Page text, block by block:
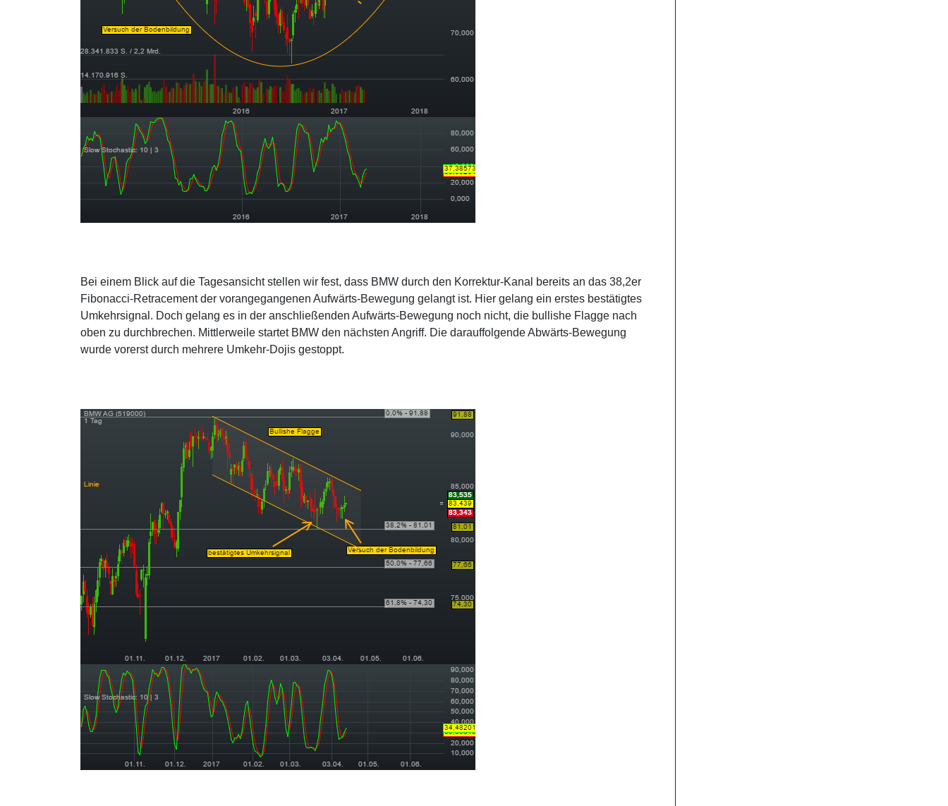
Bei einem Blick auf die Tagesansicht stellen wir fest, dass BMW durch den Korrektur-Kanal bereits an das 38,2er
Fibonacci-Retracement der vorangegangenen Aufwärts-Bewegung gelangt ist. Hier gelang ein erstes bestätigtes
Umkehrsignal. Doch gelang es in der anschließenden Aufwärts-Bewegung noch nicht, die bullishe Flagge nach
oben zu durchbrechen. Mittlerweile startet BMW den nächsten Angriff. Die darauffolgende Abwärts-Bewegung
wurde vorerst durch mehrere Umkehr-Dojis gestoppt.